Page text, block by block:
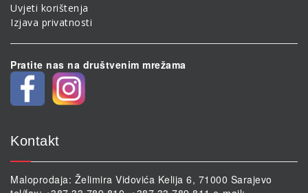
Uvjeti korištenja
Izjava privatnosti
Pratite nas na društvenim mrežama
Kontakt
Maloprodaja: Želimira Vidovića Kelija 6, 71000 Sarajevo